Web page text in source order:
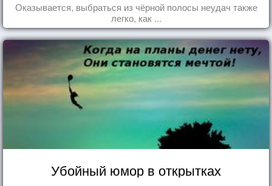
Оказывается, выбраться из чёрной полосы неудач также
легко, как ...
Убойный юмор в открытках